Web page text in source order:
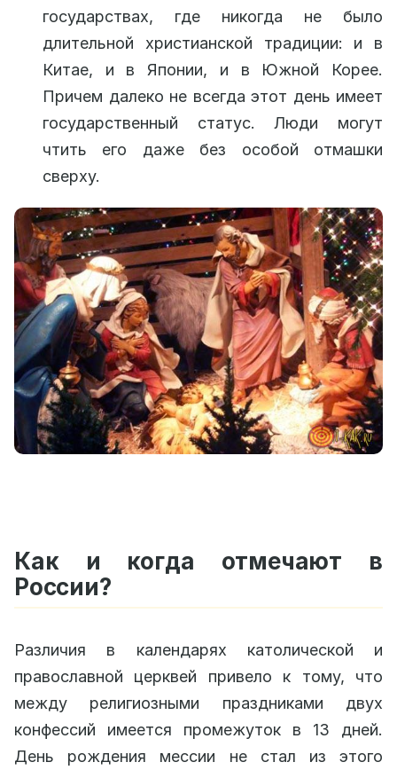
государствах, где никогда не было
длительной христианской традиции: и в
Китае, и в Японии, и в Южной Корее.
Причем далеко не всегда этот день имеет
государственный статус. Люди могут
чтить его даже без особой отмашки
сверху.
Как и когда отмечают в
России?
Различия в календарях католической и
православной церквей привело к тому, что
между религиозными праздниками двух
конфессий имеется промежуток в 13 дней.
День рождения мессии не стал из этого